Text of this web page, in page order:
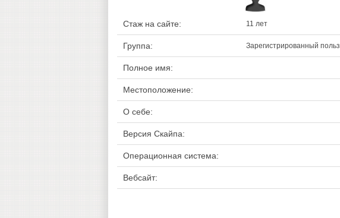
Стаж на сайте: 11 лет
Группа: Зарегистрированный
Полное имя:
Местоположение:
О себе:
Версия Скайпа:
Операционная система:
Вебсайт: